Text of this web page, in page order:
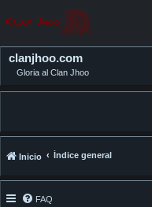
clanjhoo.com
Gloria al Clan Jhoo
Inicio Índice general
FAQ